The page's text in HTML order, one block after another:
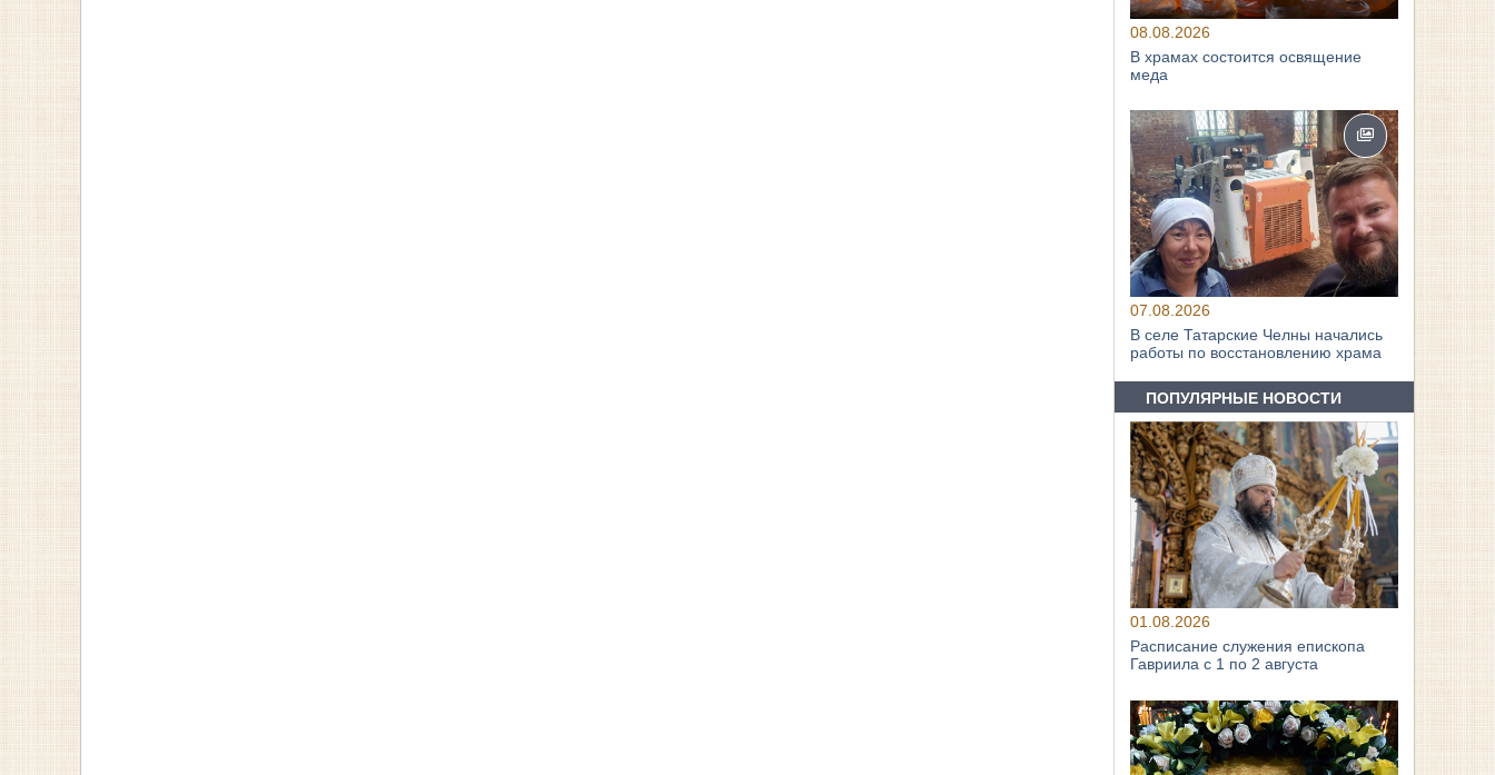
08.08.2026
В храмах состоится освящение
меда
07.08.2026
В селе Татарские Челны начались
работы по восстановлению храма
ПОПУЛЯРНЫЕ НОВОСТИ
01.08.2026
Расписание служения епископа
Гавриила с 1 по 2 августа